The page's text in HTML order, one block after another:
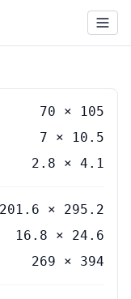
70 × 105
7 × 10.5
2.8 × 4.1
201.6 × 295.2
16.8 × 24.6
269 × 394